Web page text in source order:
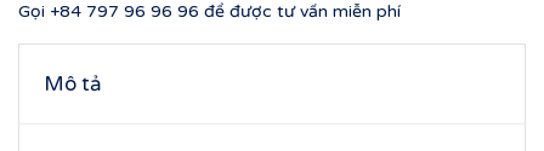
Gọi +84 797 96 96 96 để được tư vấn miễn phí
Mô tả